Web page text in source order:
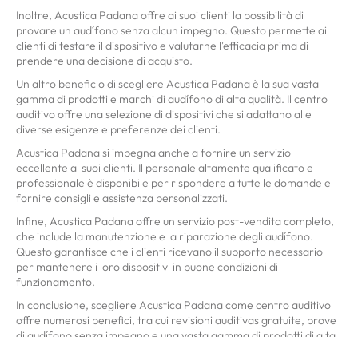
Inoltre, Acustica Padana offre ai suoi clienti la possibilità di
provare un audífono senza alcun impegno. Questo permette ai
clienti di testare il dispositivo e valutarne l'efficacia prima di
prendere una decisione di acquisto.
Un altro beneficio di scegliere Acustica Padana è la sua vasta
gamma di prodotti e marchi di audífono di alta qualità. Il centro
auditivo offre una selezione di dispositivi che si adattano alle
diverse esigenze e preferenze dei clienti.
Acustica Padana si impegna anche a fornire un servizio
eccellente ai suoi clienti. Il personale altamente qualificato e
professionale è disponibile per rispondere a tutte le domande e
fornire consigli e assistenza personalizzati.
Infine, Acustica Padana offre un servizio post-vendita completo,
che include la manutenzione e la riparazione degli audífono.
Questo garantisce che i clienti ricevano il supporto necessario
per mantenere i loro dispositivi in ​​buone condizioni di
funzionamento.
In conclusione, scegliere Acustica Padana come centro auditivo
offre numerosi benefici, tra cui revisioni auditivas gratuite, prove